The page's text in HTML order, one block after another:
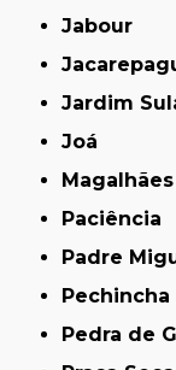
Jabour
Jardim
Joá
Paciência
Padre
Pechincha
Pedra de